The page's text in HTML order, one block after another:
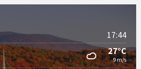
17:44
27°C
9 m/s